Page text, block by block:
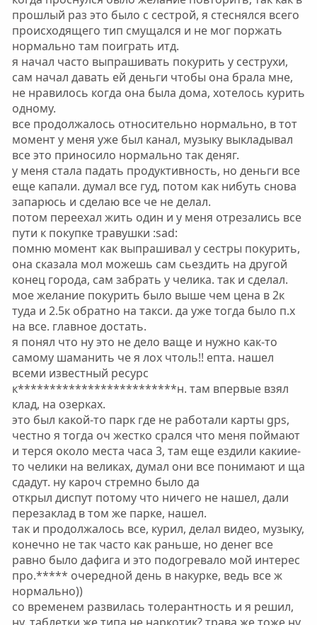
прошлый раз это было с сестрой, я стеснялся всего
происходящего тип смущался и не мог поржать
нормально там поиграть итд.
я начал часто выпрашивать покурить у сеструхи,
сам начал давать ей деньги чтобы она брала мне,
не нравилось когда она была дома, хотелось курить
одному.
все продолжалось относительно нормально, в тот
момент у меня уже был канал, музыку выкладывал
все это приносило нормально так деняг.
у меня стала падать продуктивность, но деньги все
еще капали. думал все гуд, потом как нибуть снова
запарюсь и сделаю все че не делал.
потом переехал жить один и у меня отрезались все
пути к покупке травушки :sad:
помню момент как выпрашивал у сестры покурить,
она сказала мол можешь сам сьездить на другой
конец города, сам забрать у челика. так и сделал.
мое желание покурить было выше чем цена в 2к
туда и 2.5к обратно на такси. да уже тогда было п.х
на все. главное достать.
я понял что ну это не дело ваще и нужно как-то
самому шаманить че я лох чтоль!! епта. нашел
всеми известный ресурс
к*************************н. там впервые взял
клад, на озерках.
это был какой-то парк где не работали карты gps,
честно я тогда оч жестко срался что меня поймают
и терся около места часа 3, там еще ездили какиие-
то челики на великах, думал они все понимают и ща
сдадут. ну кароч стремно было да
открыл диспут потому что ничего не нашел, дали
перезаклад в том же парке, нашел.
так и продолжалось все, курил, делал видео, музыку,
конечно не так часто как раньше, но денег все
равно было дафига и это подогревало мой интерес
про.***** очередной день в накурке, ведь все ж
нормально))
со временем развилась толерантность и я решил,